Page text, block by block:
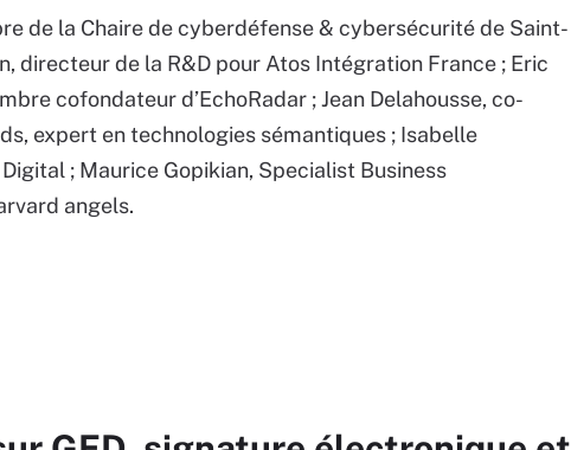
de la Chaire de cyberdéfense & cybersécurité de Saint-
directeur de la R&D pour Atos Intégration France ; Eric
cofondateur d’EchoRadar ; Jean Delahousse, co-
expert en technologies sémantiques ; Isabelle
; Maurice Gopikian, Specialist Business
angels.